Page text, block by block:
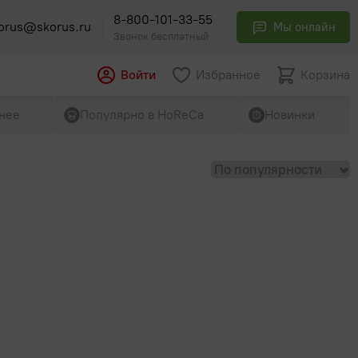
8-800-101-33-55
Звонок бесплатный
Мы онлайн
Войти Избранное Корзина
Популярно в HoReCa Новинки